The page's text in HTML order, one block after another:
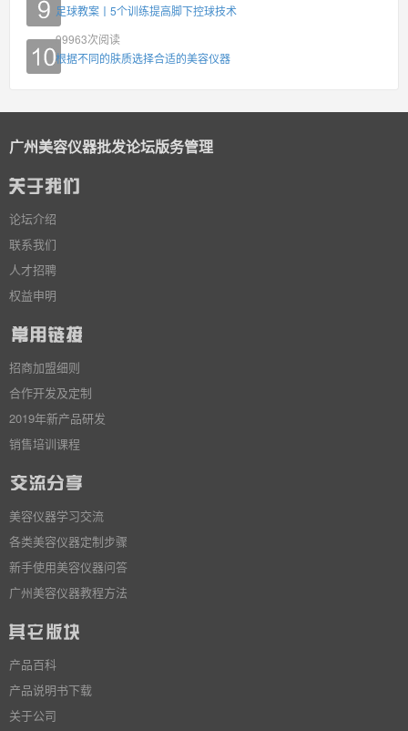
足球教案丨5个训练提高脚下控球技术
99963次阅读
根据不同的肤质选择合适的美容仪器
广州美容仪器批发论坛版务管理
论坛介绍
联系我们
人才招聘
权益申明
招商加盟细则
合作开发及定制
2019年新产品研发
销售培训课程
美容仪器学习交流
各类美容仪器定制步骤
新手使用美容仪器问答
广州美容仪器教程方法
产品百科
产品说明书下载
关于公司